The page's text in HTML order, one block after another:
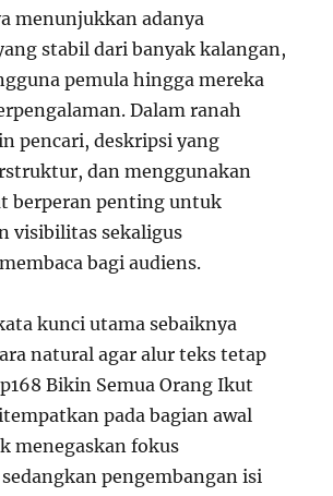
menunjukkan adanya
stabil dari banyak kalangan,
pemula hingga mereka
Dalam ranah
pencari, deskripsi yang
dan menggunakan
berperan penting untuk
visibilitas sekaligus
bagi audiens.
kunci utama sebaiknya
natural agar alur teks tetap
Bikin Semua Orang Ikut
pada bagian awal
menegaskan fokus
pengembangan isi